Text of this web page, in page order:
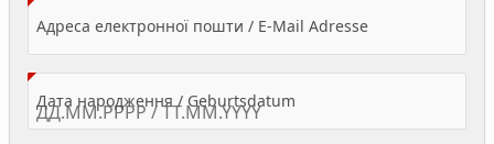
Адреса електронної пошти / E-Mail Adresse(Value Required)
Дата народження / Geburtsdatum